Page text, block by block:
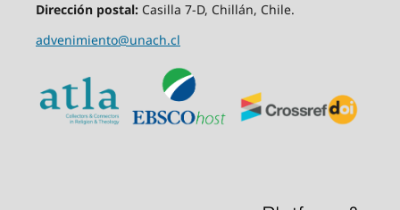
Dirección postal:Casilla 7-D, Chillán, Chile.
advenimiento@unach.cl